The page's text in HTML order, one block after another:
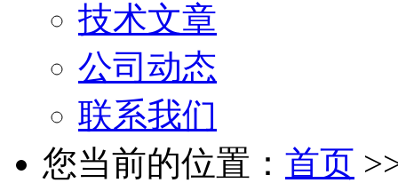
技术文章
公司动态
联系我们
您当前的位置： 首页